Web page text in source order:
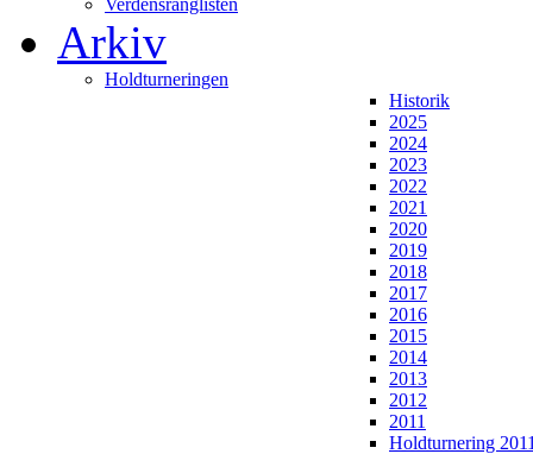
Arkiv
Holdturneringen
Historik
2025
2024
2023
2022
2021
2020
2019
2018
2017
2016
2015
2014
2013
2012
2011
Holdturnering